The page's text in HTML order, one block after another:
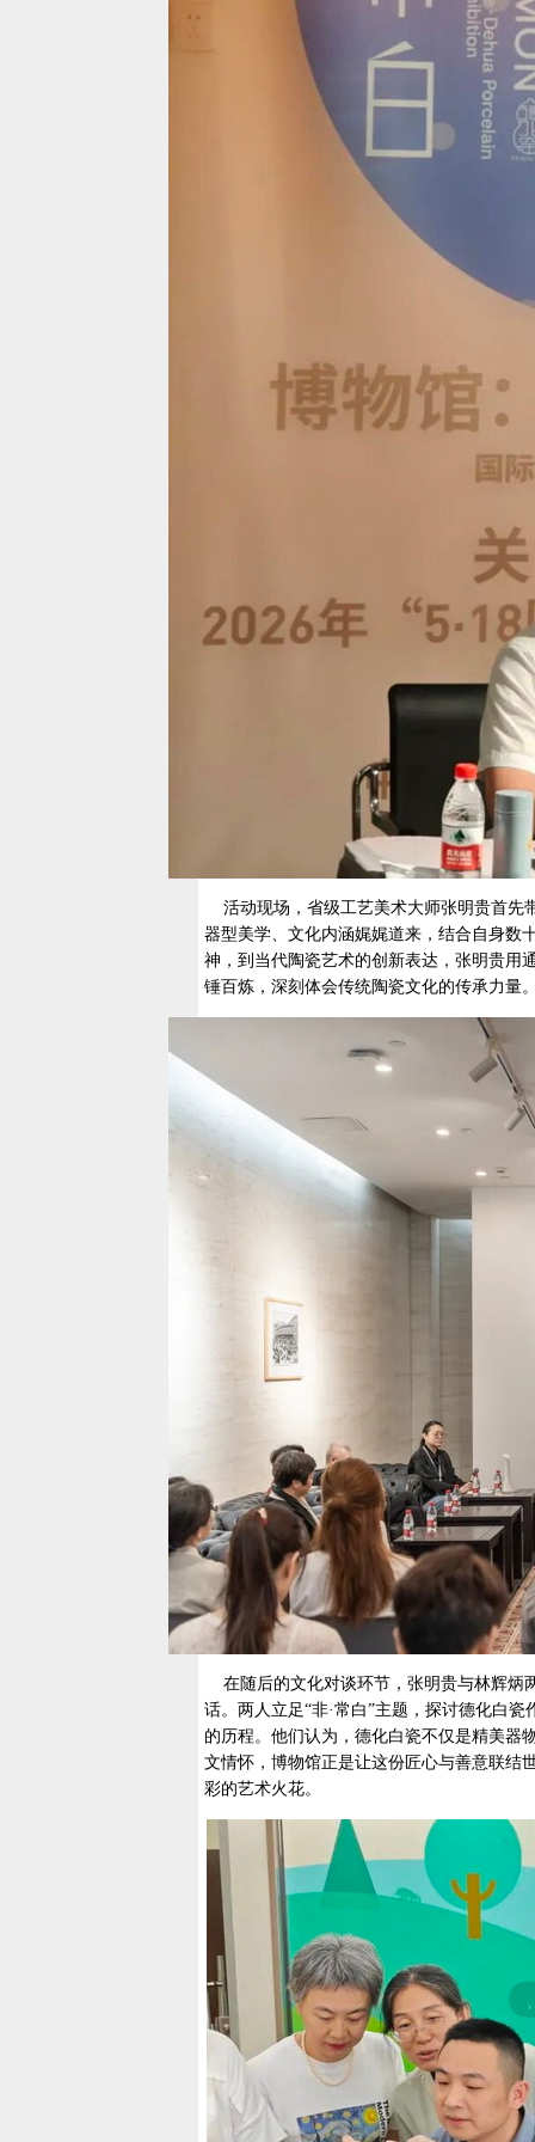
活动现场，省级工艺美术大师张明贵首先
器型美学、文化内涵娓娓道来，结合自身数
神，到当代陶瓷艺术的创新表达，张明贵用
锤百炼，深刻体会传统陶瓷文化的传承力量
在随后的文化对谈环节，张明贵与林辉炳
话。两人立足“非·常白”主题，探讨德化白
的历程。他们认为，德化白瓷不仅是精美器
文情怀，博物馆正是让这份匠心与善意联结
彩的艺术火花。